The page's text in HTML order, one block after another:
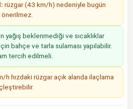
rüzgar (43 km/h) nedeniyle bugün
önerilmez.
yağış beklenmediği ve sıcaklıklar
bahçe ve tarla sulaması yapılabilir.
tercih edilmeli.
h hızdaki rüzgar açık alanda ilaçlama